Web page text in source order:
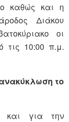
καθώς και η
Διάκου
οι
τις 10:00 π.μ.
το
και για την